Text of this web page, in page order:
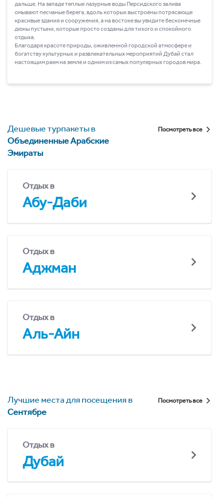
дальше. На западе теплые лазурные воды Персидского залива
омывают песчаные берега, вдоль которых выстроены потрясающе
красивые здания и сооружения, а на востоке вы увидите бесконечные
дюны пустыни, которые просто созданы для тихого и спокойного
отдыха.
Благодаря красоте природы, оживленной городской атмосфере и
богатству культурных и развлекательных мероприятий Дубай стал
настоящим раем на земле и одним из самых популярных городов мира.
Дешевые турпакеты в
Объединенные Арабские
Эмираты
Посмотреть все
Отдых в
Абу-Даби
Отдых в
Аджман
Отдых в
Аль-Айн
Лучшие места для посещения в
Сентябре
Посмотреть все
Отдых в
Дубай